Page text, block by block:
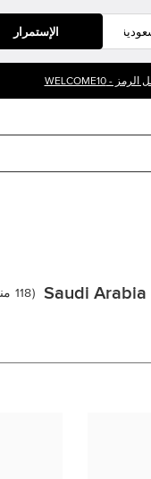
الإستمرار
(
118